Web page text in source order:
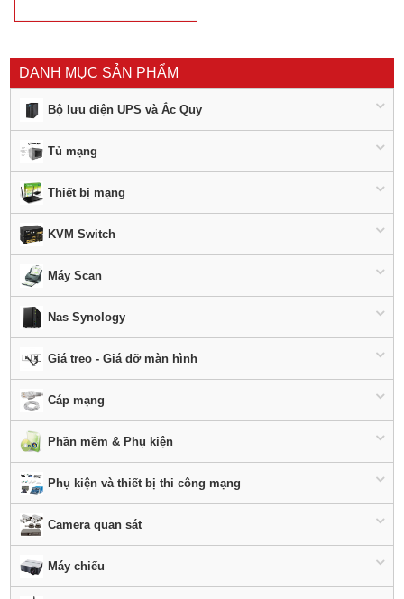
DANH MỤC SẢN PHẨM
Bộ lưu điện UPS và Ắc Quy
Tủ mạng
Thiết bị mạng
KVM Switch
Máy Scan
Nas Synology
Giá treo - Giá đỡ màn hình
Cáp mạng
Phần mềm & Phụ kiện
Phụ kiện và thiết bị thi công mạng
Camera quan sát
Máy chiếu